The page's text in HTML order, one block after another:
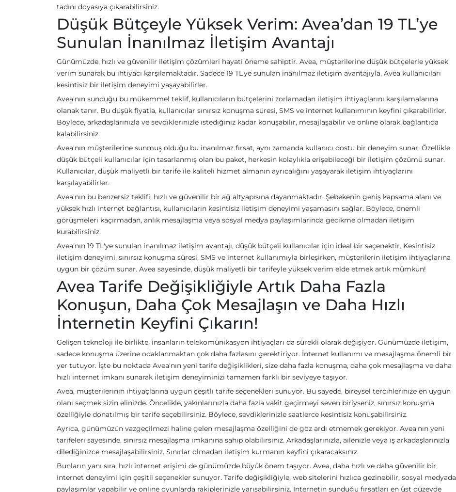
tadını doyasıya çıkarabilirsiniz.
Düşük Bütçeyle Yüksek Verim: Avea’dan 19 TL’ye
Sunulan İnanılmaz İletişim Avantajı
Günümüzde, hızlı ve güvenilir iletişim çözümleri hayati öneme sahiptir. Avea, müşterilerine düşük bütçelerle yüksek
verim sunarak bu ihtiyacı karşılamaktadır. Sadece 19 TL’ye sunulan inanılmaz iletişim avantajıyla, Avea kullanıcıları
kesintisiz bir iletişim deneyimi yaşayabilirler.
Avea'nın sunduğu bu mükemmel teklif, kullanıcıların bütçelerini zorlamadan iletişim ihtiyaçlarını karşılamalarına
olanak tanır. Bu düşük fiyatla, kullanıcılar sınırsız konuşma süresi, SMS ve internet kullanımının keyfini çıkarabilirler.
Böylece, arkadaşlarınızla ve sevdiklerinizle istediğiniz kadar konuşabilir, mesajlaşabilir ve online olarak bağlantıda
kalabilirsiniz.
Avea'nın müşterilerine sunmuş olduğu bu inanılmaz fırsat, aynı zamanda kullanıcı dostu bir deneyim sunar. Özellikle
düşük bütçeli kullanıcılar için tasarlanmış olan bu paket, herkesin kolaylıkla erişebileceği bir iletişim çözümü sunar.
Kullanıcılar, düşük maliyetli bir tarife ile kaliteli hizmet almanın ayrıcalığını yaşayarak iletişim ihtiyaçlarını
karşılayabilirler.
Avea'nın bu benzersiz teklifi, hızlı ve güvenilir bir ağ altyapısına dayanmaktadır. Şebekenin geniş kapsama alanı ve
yüksek hızlı internet bağlantısı, kullanıcıların kesintisiz iletişim deneyimi yaşamasını sağlar. Böylece, önemli
görüşmeleri kaçırmadan, anlık mesajlaşma veya sosyal medya paylaşımlarında gecikme olmadan iletişim
kurabilirsiniz.
Avea'nın 19 TL'ye sunulan inanılmaz iletişim avantajı, düşük bütçeli kullanıcılar için ideal bir seçenektir. Kesintisiz
iletişim deneyimi, sınırsız konuşma süresi, SMS ve internet kullanımıyla birleşirken, müşterilerin iletişim ihtiyaçlarına
uygun bir çözüm sunar. Avea sayesinde, düşük maliyetli bir tarifeyle yüksek verim elde etmek artık mümkün!
Avea Tarife Değişikliğiyle Artık Daha Fazla
Konuşun, Daha Çok Mesajlaşın ve Daha Hızlı
İnternetin Keyfini Çıkarın!
Gelişen teknoloji ile birlikte, insanların telekomünikasyon ihtiyaçları da sürekli olarak değişiyor. Günümüzde iletişim,
sadece konuşma üzerine odaklanmaktan çok daha fazlasını gerektiriyor. İnternet kullanımı ve mesajlaşma önemli bir
yer tutuyor. İşte bu noktada Avea'nın yeni tarife değişiklikleri, size daha fazla konuşma, daha çok mesajlaşma ve daha
hızlı internet imkanı sunarak iletişim deneyiminizi tamamen farklı bir seviyeye taşıyor.
Avea, müşterilerinin ihtiyaçlarına uygun çeşitli tarife seçenekleri sunuyor. Bu sayede, bireysel tercihlerinize en uygun
olanı seçmek sizin elinizde. Öncelikle, yakınlarınızla daha fazla vakit geçirmeyi seven biriyseniz, sınırsız konuşma
özelliğiyle donatılmış bir tarife seçebilirsiniz. Böylece, sevdiklerinizle saatlerce kesintisiz konuşabilirsiniz.
Ayrıca, günümüzün vazgeçilmezi haline gelen mesajlaşma özelliğini de göz ardı etmemek gerekiyor. Avea'nın yeni
tarifeleri sayesinde, sınırsız mesajlaşma imkanına sahip olabilirsiniz. Arkadaşlarınızla, ailenizle veya iş arkadaşlarınızla
dilediğinizce mesajlaşabilirsiniz. Sınırlar olmadan iletişim kurmanın keyfini çıkaracaksınız.
Bunların yanı sıra, hızlı internet erişimi de günümüzde büyük önem taşıyor. Avea, daha hızlı ve daha güvenilir bir
internet deneyimi için çeşitli seçenekler sunuyor. Tarife değişikliğiyle, web sitelerini hızlıca gezinebilir, sosyal medyada
paylaşımlar yapabilir ve online oyunlarda rakiplerinizle yarışabilirsiniz. İnternetin sunduğu fırsatları en üst düzeyde